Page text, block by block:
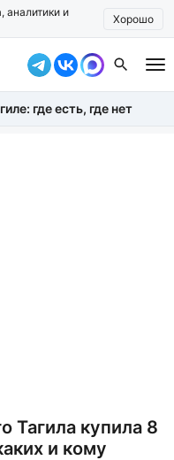
аналитики и
Хорошо
где есть, где нет
Тагила купила 8
и кому